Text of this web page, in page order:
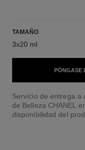
TAMAÑO
3x20 ml
PÓNGASE
Servicio de entrega a
de Belleza CHANEL
disponibilidad del